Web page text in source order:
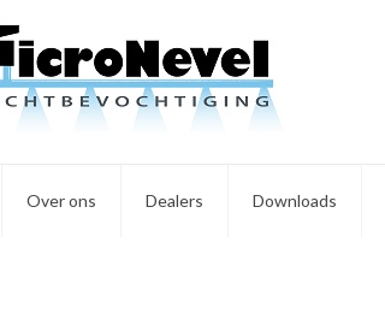
Over ons Dealers Downloads